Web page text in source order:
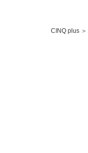
CINQ plus ＞